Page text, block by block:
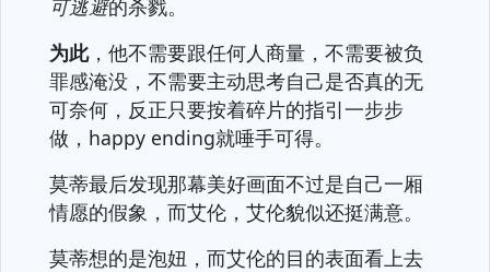
可逃避的杀戮。
为此，他不需要跟任何人商量，不需要被负
罪感淹没，不需要主动思考自己是否真的无
可奈何，反正只要按着碎片的指引一步步
做，happy ending就唾手可得。
莫蒂最后发现那幕美好画面不过是自己一厢
情愿的假象，而艾伦，艾伦貌似还挺满意。
莫蒂想的是泡妞，而艾伦的目的表面看上去